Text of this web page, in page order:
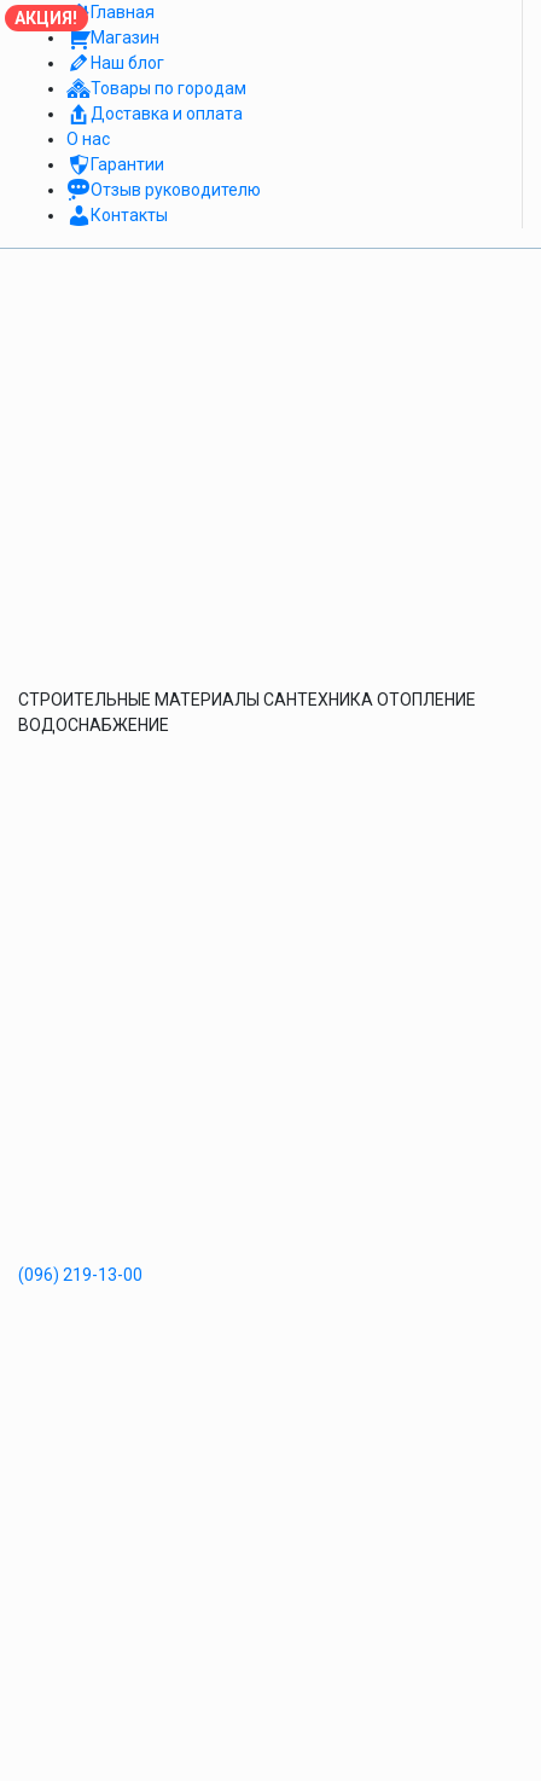
Главная
Магазин
Наш блог
Товары по городам
Доставка и оплата
О нас
Гарантии
Отзыв руководителю
Контакты
СТРОИТЕЛЬНЫЕ МАТЕРИАЛЫ САНТЕХНИКА ОТОПЛЕНИЕ
ВОДОСНАБЖЕНИЕ
(096) 219-13-00
АКЦИЯ!